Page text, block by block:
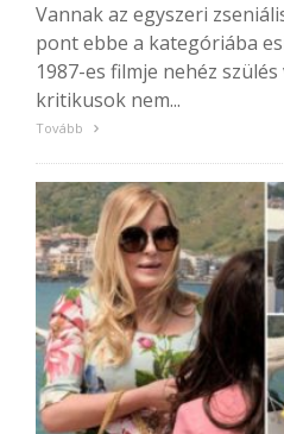
Vannak az egyszeri
pont ebbe a kategóriába
1987-es filmje nehéz
kritikusok nem...
Tovább